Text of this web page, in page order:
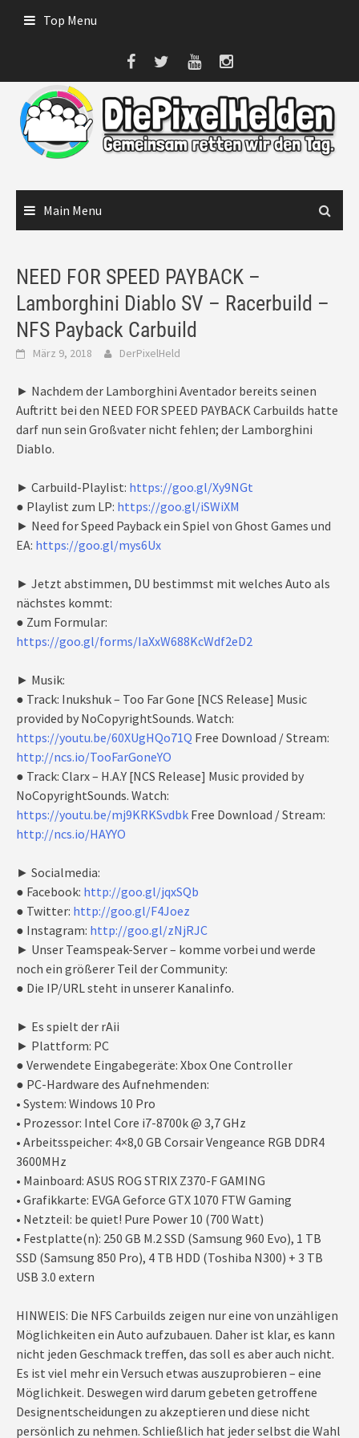
Top Menu
Main Menu
NEED FOR SPEED PAYBACK –
Lamborghini Diablo SV – Racerbuild –
NFS Payback Carbuild
März 9, 2018 DerPixelHeld
► Nachdem der Lamborghini Aventador bereits seinen
Auftritt bei den NEED FOR SPEED PAYBACK Carbuilds hatte
darf nun sein Großvater nicht fehlen; der Lamborghini
Diablo.
► Carbuild-Playlist: https://goo.gl/Xy9NGt
● Playlist zum LP: https://goo.gl/iSWiXM
► Need for Speed Payback ein Spiel von Ghost Games und
EA: https://goo.gl/mys6Ux
► Jetzt abstimmen, DU bestimmst mit welches Auto als
nächstes kommt:
● Zum Formular:
https://goo.gl/forms/IaXxW688KcWdf2eD2
► Musik:
● Track: Inukshuk – Too Far Gone [NCS Release] Music
provided by NoCopyrightSounds. Watch:
https://youtu.be/60XUgHQo71Q Free Download / Stream:
http://ncs.io/TooFarGoneYO
● Track: Clarx – H.A.Y [NCS Release] Music provided by
NoCopyrightSounds. Watch:
https://youtu.be/mj9KRKSvdbk Free Download / Stream:
http://ncs.io/HAYYO
► Socialmedia:
● Facebook: http://goo.gl/jqxSQb
● Twitter: http://goo.gl/F4Joez
● Instagram: http://goo.gl/zNjRJC
► Unser Teamspeak-Server – komme vorbei und werde
noch ein größerer Teil der Community:
● Die IP/URL steht in unserer Kanalinfo.
► Es spielt der rAii
► Plattform: PC
● Verwendete Eingabegeräte: Xbox One Controller
● PC-Hardware des Aufnehmenden:
• System: Windows 10 Pro
• Prozessor: Intel Core i7-8700k @ 3,7 GHz
• Arbeitsspeicher: 4×8,0 GB Corsair Vengeance RGB DDR4
3600MHz
• Mainboard: ASUS ROG STRIX Z370-F GAMING
• Grafikkarte: EVGA Geforce GTX 1070 FTW Gaming
• Netzteil: be quiet! Pure Power 10 (700 Watt)
• Festplatte(n): 250 GB M.2 SSD (Samsung 960 Evo), 1 TB
SSD (Samsung 850 Pro), 4 TB HDD (Toshiba N300) + 3 TB
USB 3.0 extern
HINWEIS: Die NFS Carbuilds zeigen nur eine von unzähligen
Möglichkeiten ein Auto aufzubauen. Daher ist klar, es kann
nicht jeden Geschmack treffen, das soll es aber auch nicht.
Es ist viel mehr ein Versuch etwas auszuprobieren – eine
Möglichkeit. Deswegen wird darum gebeten getroffene
Designentscheidungen zu akzeptieren und diese nicht
persönlich zu nehmen. Schließlich hat jeder selbst die Wahl